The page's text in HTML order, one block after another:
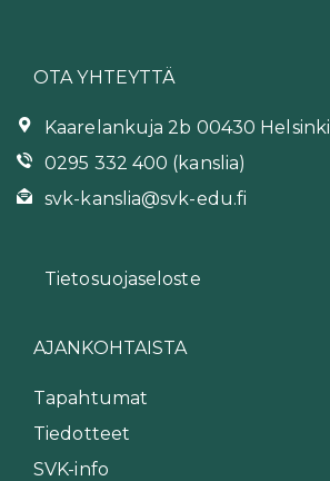
OTA YHTEYTTÄ
Kaarelankuja 2b 00430 Helsinki
0295 332 400 (kanslia)
svk-kanslia@svk-edu.fi
Tietosuojaseloste
AJANKOHTAISTA
Tapahtumat
Tiedotteet
SVK-info